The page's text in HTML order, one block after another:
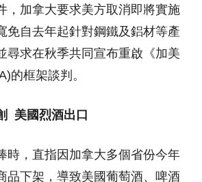
，加拿大要求美方取消即將實施
免自去年起針對鋼鐵及鋁材等產
尋求在秋季共同宣布重啟《加美
的框架談判。
美國烈酒出口
時，直指因加拿大多個省份今年
品下架，導致美國葡萄酒、啤酒